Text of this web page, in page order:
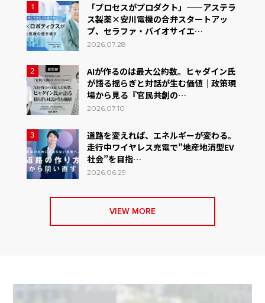
1
「プロセスがプロダクト」——アステラ
ス製薬×安川電機の合弁スタートアッ
プ、セラファ・バイオサイエ…
2026.07.28
2
AIが作るのは最大公約数。ヒャダイン氏
が語る揺らぎと対話が生む価値｜政策現
場から見る『官民共創の…
2026.07.10
3
道路を変えれば、エネルギーが変わる。
走行中ワイヤレス充電で”地産地消型EV
社会”を目指…
2026.06.29
VIEW MORE